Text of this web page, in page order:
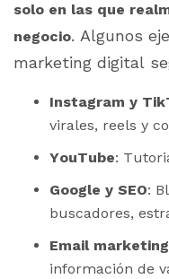
solo en las que
negocio. Algunos
marketing digital
Instagram y
virales, reels y
YouTube:
Google y SEO:
buscadores,
Email marketing
información de